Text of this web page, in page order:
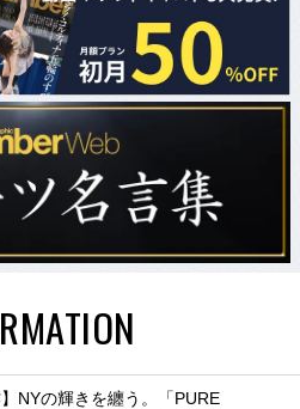
】NYの輝きを纏う。「PURE